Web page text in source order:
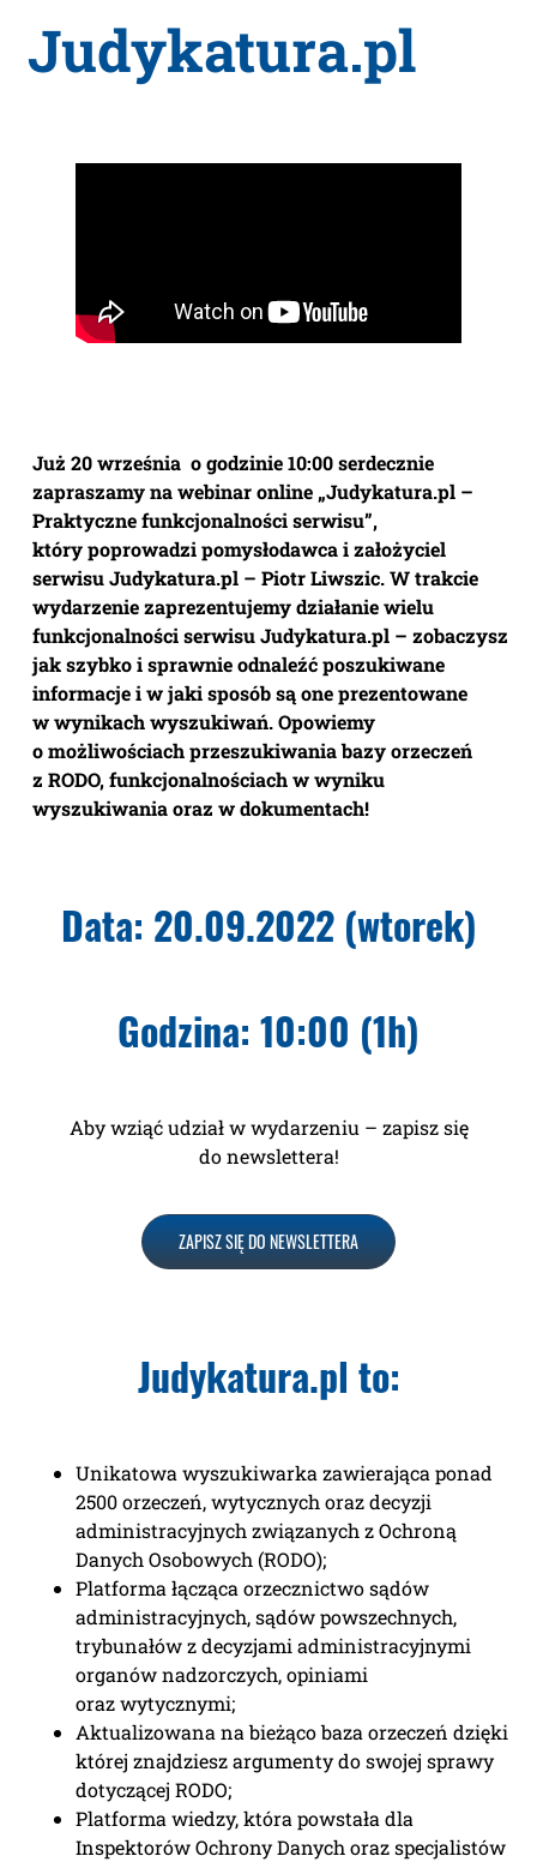
Judykatura.pl
Już 20 września o godzinie 10:00 serdecznie
zapraszamy na webinar online „Judykatura.pl –
Praktyczne funkcjonalności serwisu”,
który poprowadzi pomysłodawca i założyciel
serwisu Judykatura.pl – Piotr Liwszic. W trakcie
wydarzenie zaprezentujemy działanie wielu
funkcjonalności serwisu Judykatura.pl – zobaczysz
jak szybko i sprawnie odnaleźć poszukiwane
informacje i w jaki sposób są one prezentowane
w wynikach wyszukiwań. Opowiemy
o możliwościach przeszukiwania bazy orzeczeń
z RODO, funkcjonalnościach w wyniku
wyszukiwania oraz w dokumentach!
Data: 20.09.2022 (wtorek)
Godzina: 10:00 (1h)
Aby wziąć udział w wydarzeniu – zapisz się
do newslettera!
ZAPISZ SIĘ DO NEWSLETTERA
Judykatura.pl to:
Unikatowa wyszukiwarka zawierająca ponad
2500 orzeczeń, wytycznych oraz decyzji
administracyjnych związanych z Ochroną
Danych Osobowych (RODO);
Platforma łącząca orzecznictwo sądów
administracyjnych, sądów powszechnych,
trybunałów z decyzjami administracyjnymi
organów nadzorczych, opiniami
oraz wytycznymi;
Aktualizowana na bieżąco baza orzeczeń dzięki
której znajdziesz argumenty do swojej sprawy
dotyczącej RODO;
Platforma wiedzy, która powstała dla
Inspektorów Ochrony Danych oraz specjalistów